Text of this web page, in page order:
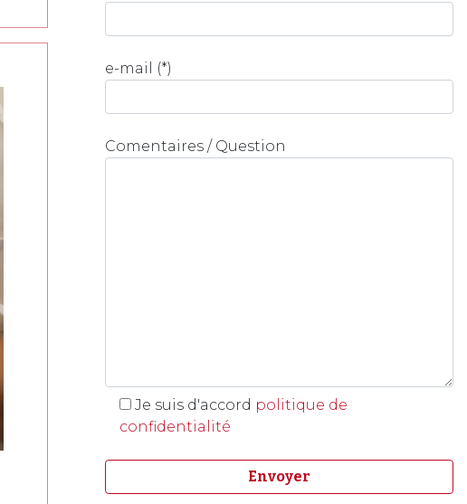
e-mail (*)
Comentaires / Question
Je suis d'accord politique de
confidentialité